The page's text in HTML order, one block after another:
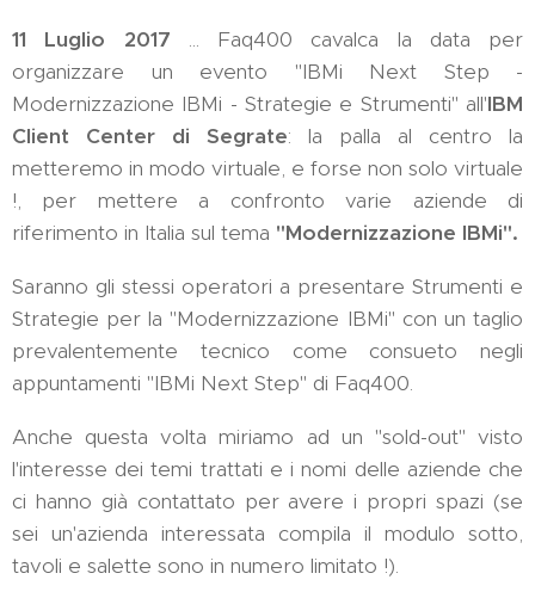
11 Luglio 2017 ... Faq400 cavalca la data per
organizzare un evento "IBMi Next Step -
Modernizzazione IBMi - Strategie e Strumenti" all'IBM
Client Center di Segrate: la palla al centro la
metteremo in modo virtuale, e forse non solo virtuale
!, per mettere a confronto varie aziende di
riferimento in Italia sul tema "Modernizzazione IBMi".
Saranno gli stessi operatori a presentare Strumenti e
Strategie per la "Modernizzazione IBMi" con un taglio
prevalentemente tecnico come consueto negli
appuntamenti "IBMi Next Step" di Faq400.
Anche questa volta miriamo ad un "sold-out" visto
l'interesse dei temi trattati e i nomi delle aziende che
ci hanno già contattato per avere i propri spazi (se
sei un'azienda interessata compila il modulo sotto,
tavoli e salette sono in numero limitato !).